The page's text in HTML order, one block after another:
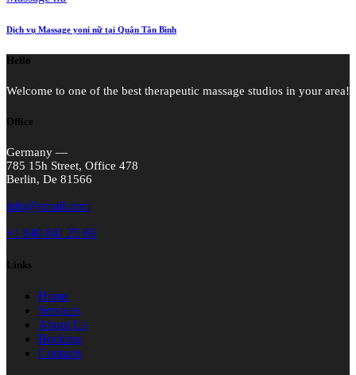
Dịch vụ Massage yoni nữ tại Quận Tân Bình
Hello
Welcome to one of the best therapeutic massage studios in your area!
Office
Germany —
785 15h Street, Office 478
Berlin, De 81566
info@email.com
+1 840 841 25 69
Links
Home
Services
About Us
Booking
Contacts